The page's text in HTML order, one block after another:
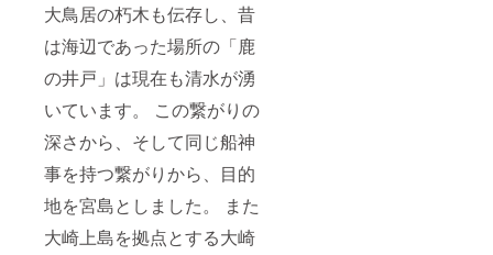
大鳥居の朽木も伝存し、昔
は海辺であった場所の「鹿
の井戸」は現在も清水が湧
いています。 この繋がりの
深さから、そして同じ船神
事を持つ繋がりから、目的
地を宮島としました。 また
大崎上島を拠点とする大崎